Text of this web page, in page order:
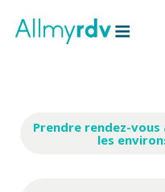
Prendre rendez-
les